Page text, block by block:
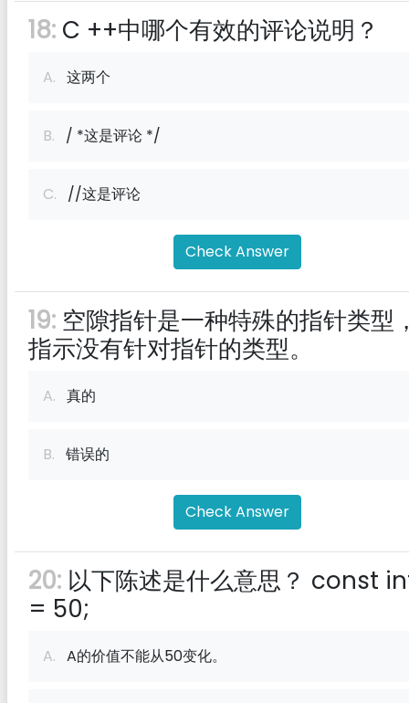
18: C ++中哪个有效的评论说明？
A. 这两个
B. / *这是评论 */
C. //这是评论
Check Answer
19: 空隙指针是一种特殊的指针类型
指示没有针对指针的类型。
A. 真的
B. 错误的
Check Answer
20: 以下陈述是什么意思？ const
= 50;
A. A的价值不能从50变化。